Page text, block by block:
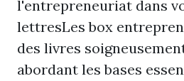
l'entrepreneuriat dans
lettresLes box
des livres
abordant les bases